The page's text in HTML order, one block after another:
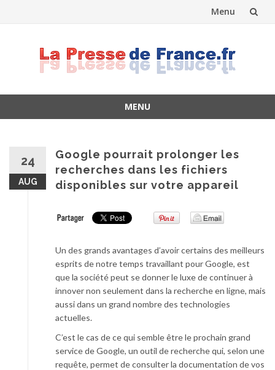
Menu
MENU
24
AUG
Google pourrait prolonger les
recherches dans les fichiers
disponibles sur votre appareil
Un des grands avantages d’avoir certains des meilleurs
esprits de notre temps travaillant pour Google, est
que la société peut se donner le luxe de continuer à
innover non seulement dans la recherche en ligne, mais
aussi dans un grand nombre des technologies
actuelles.
C’est le cas de ce qui semble être le prochain grand
service de Google, un outil de recherche qui, selon une
requête, permet de consulter la documentation de vos